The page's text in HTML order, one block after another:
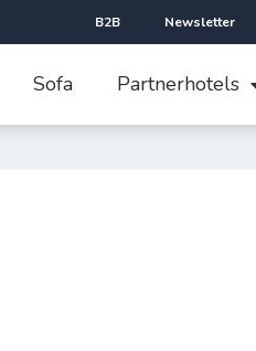
B2B Newsletter
Sofa Partnerhotels